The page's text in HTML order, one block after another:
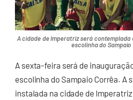
A cidade de Imperatriz será contemplada
escolinha do
A sexta-feira será de
escolinha do Sampaio Corrêa. A
instalada na cidade de